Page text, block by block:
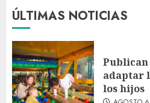
ÚLTIMAS NOTICIAS
1 AGOSTO
adaptar
los hijos